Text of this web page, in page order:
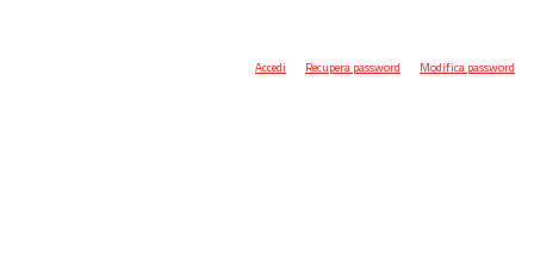
Accedi Recupera password Modifica password